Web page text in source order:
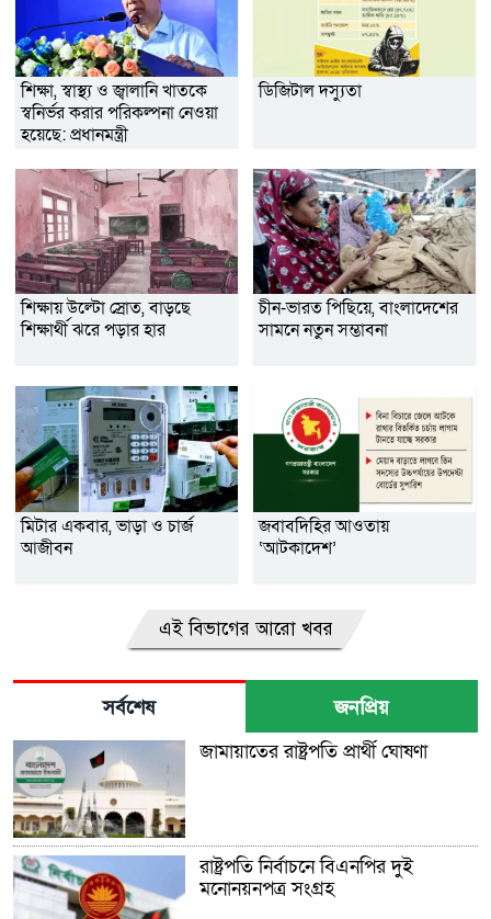
শিক্ষা, স্বাস্থ্য ও জ্বালানি খাতকে
স্বনির্ভর করার পরিকল্পনা নেওয়া
হয়েছে: প্রধানমন্ত্রী
ডিজিটাল দস্যুতা
শিক্ষায় উল্টো স্রোত, বাড়ছে
শিক্ষার্থী ঝরে পড়ার হার
চীন-ভারত পিছিয়ে, বাংলাদেশের
সামনে নতুন সম্ভাবনা
মিটার একবার, ভাড়া ও চার্জ
আজীবন
জবাবদিহির আওতায়
‘আটকাদেশ’
এই বিভাগের আরো খবর
সর্বশেষ জনপ্রিয়
জামায়াতের রাষ্ট্রপতি প্রার্থী ঘোষণা
রাষ্ট্রপতি নির্বাচনে বিএনপির দুই
মনোনয়নপত্র সংগ্রহ